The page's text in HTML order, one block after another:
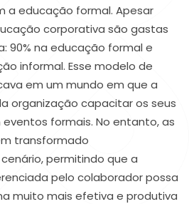
a educação formal. Apesar
corporativa são gastas
90% na educação formal e
informal. Esse modelo de
em um mundo em que a
organização capacitar os seus
formais. No entanto, as
transformado
permitindo que a
pelo colaborador possa
muito mais efetiva e produtiva